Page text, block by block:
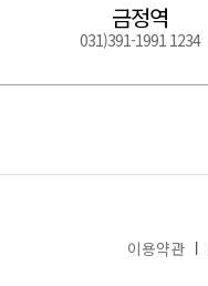
금정역
031)391-1991 1234
이용약관